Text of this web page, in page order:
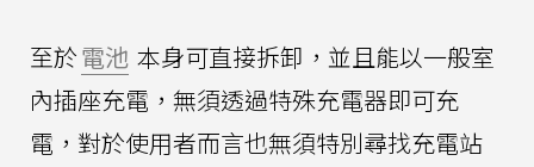
至於電池 本身可直接拆卸，並且能以一般室
內插座充電，無須透過特殊充電器即可充
電，對於使用者而言也無須特別尋找充電站